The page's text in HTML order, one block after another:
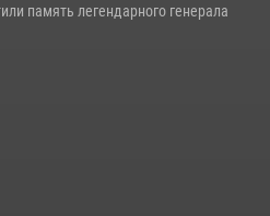
память легендарного генерала